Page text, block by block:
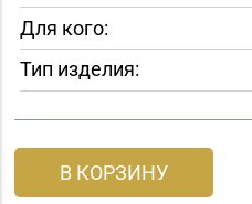
Для кого:
Тип изделия:
В КОРЗИНУ